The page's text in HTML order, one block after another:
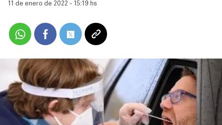
11 de enero de 2022 - 15:19 hs